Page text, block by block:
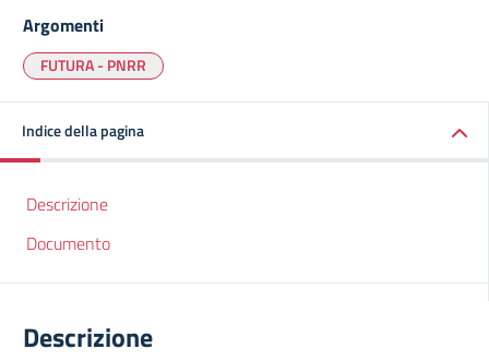
Argomenti
FUTURA - PNRR
Indice della pagina
Descrizione
Documento
Descrizione